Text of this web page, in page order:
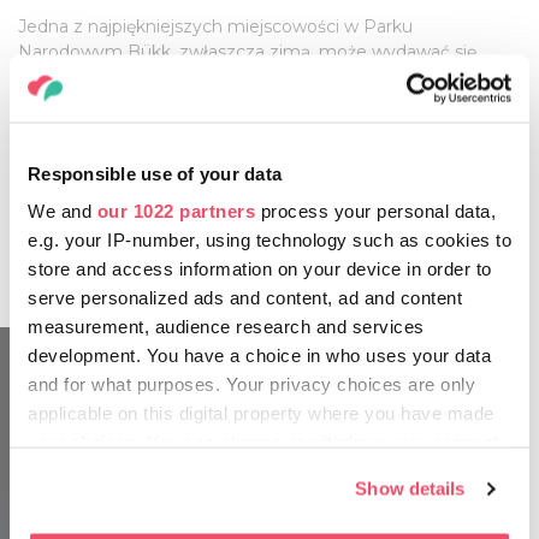
Responsible use of your data
We and our 1022 partners process your personal data,
e.g. your IP-number, using technology such as cookies to
store and access information on your device in order to
serve personalized ads and content, ad and content
measurement, audience research and services
development. You have a choice in who uses your data
and for what purposes. Your privacy choices are only
applicable on this digital property where you have made
Show details
Jedna z najpiękniejszych miejscowości w Parku
Narodowym Bükk, zwłaszcza zimą, może wydawać się
jakbyście wpadli (przepraszam, znowu nawiązuję do filmu)
prosto do bajki "Kraina lodu". Śmiało możemy również
odpowiednio ciepło ubrani, wyruszcie na odkrywanie okolicy.
Nieopodal, w dolinie Szalajka, niedaleko Szilvásvárad,
znajduje się wodospad Fátyol, który zamarznięty jest
zachwycający.